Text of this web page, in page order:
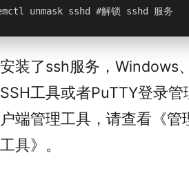
unmask sshd #解锁 sshd 服务
装了ssh服务，Windows
工具或者PuTTY登录
端管理工具，请查看《管
具》。